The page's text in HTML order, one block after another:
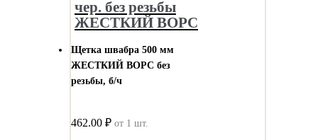
чер. без резьбы
ЖЕСТКИЙ ВОРС
Щетка швабра 500 мм
ЖЕСТКИЙ ВОРС без
резьбы, б/ч
462.00 ₽ от 1 шт.